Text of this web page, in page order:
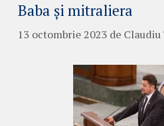
Baba și mitraliera
13 octombrie 2023 de Claudiu